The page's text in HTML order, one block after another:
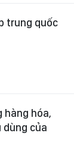
trung quốc
hàng hóa,
dùng của